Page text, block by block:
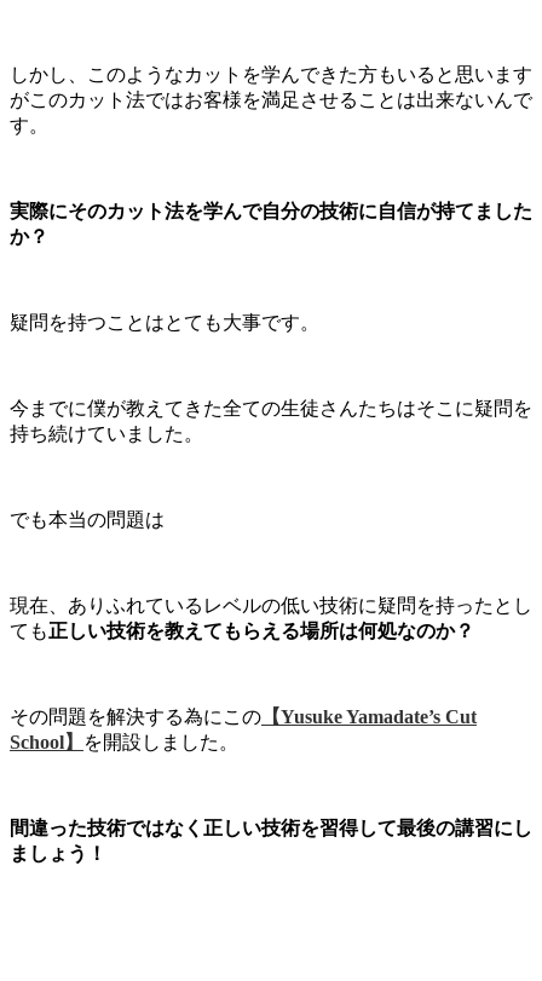
しかし、このようなカットを学んできた方もいると思います
がこのカット法ではお客様を満足させることは出来ないんで
す。
実際にそのカット法を学んで自分の技術に自信が持てました
か？
疑問を持つことはとても大事です。
今までに僕が教えてきた全ての生徒さんたちはそこに疑問を
持ち続けていました。
でも本当の問題は
現在、ありふれているレベルの低い技術に疑問を持ったとし
ても正しい技術を教えてもらえる場所は何処なのか？
その問題を解決する為にこの 【Yusuke Yamadate’s Cut
School】
を開設しました。
間違った技術ではなく正しい技術を習得して最後の講習にし
ましょう！